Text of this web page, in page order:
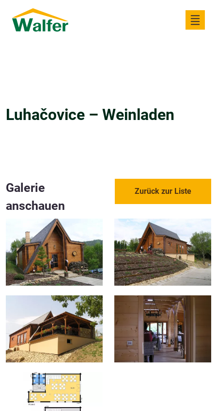
Luhačovice – Weinladen
Galerie
anschauen
Zurück zur Liste